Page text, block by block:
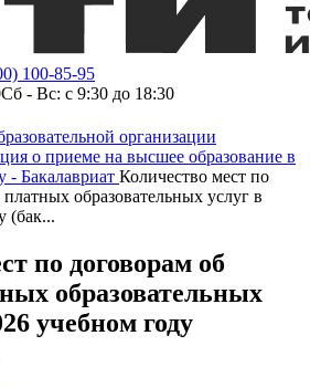
100-85-95
Сб - Вс: с 9:30 до 18:30
организации
о приеме на высшее образование в
- Бакалавриат Количество мест по
образовательных услуг в
(бак...
по договорам об
образовательных
учебном году